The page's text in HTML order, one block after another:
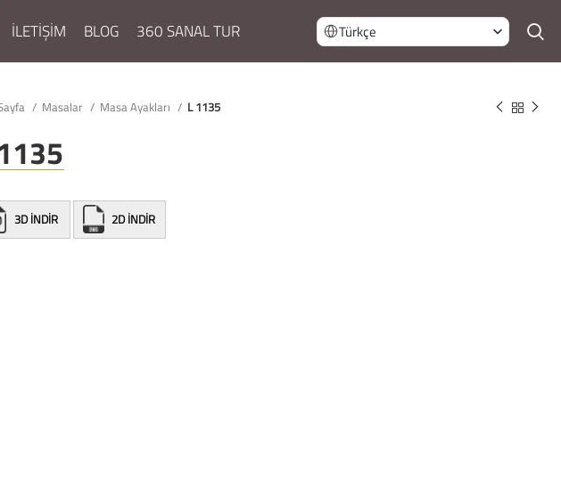
İLETİŞİM BLOG 360 SANAL TUR Türkçe
Masalar Masa Ayakları L 1135
3D İNDİR 2D İNDİR